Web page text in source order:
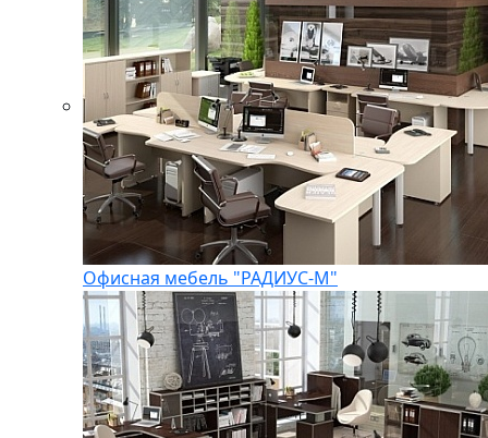
Офисная мебель "РАДИУС-М"